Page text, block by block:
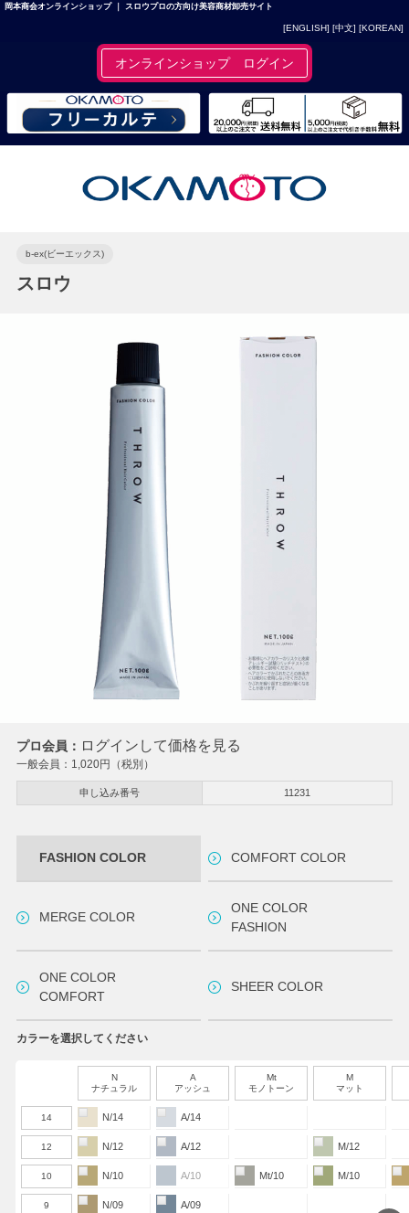
岡本商会オンラインショップ ｜ スロウプロの方向け美容商材卸売サイト
[ENGLISH] [中文] [KOREAN]
オンラインショップ ログイン
b-ex(ビーエックス)
スロウ
プロ会員： ログインして価格を見る
一般会員： 1,020円（税別）
申し込み番号 11231
カラーを選択してください
N
ナチュラル
A
アッシュ
Mt
モノトーン
M
マット
14 N/14 A/14
12 N/12 A/12 M/12
10 N/10 A/10 Mt/10 M/10
9 N/09 A/09
FASHION COLOR COMFORT COLOR
MERGE COLOR
ONE COLOR
FASHION
ONE COLOR
COMFORT
SHEER COLOR